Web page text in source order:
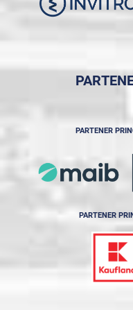
PARTENER
PARTENER